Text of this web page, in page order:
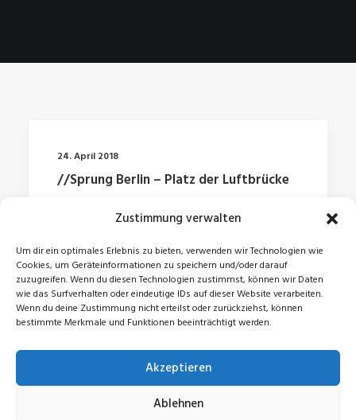
Zustimmung verwalten
Um dir ein optimales Erlebnis zu bieten, verwenden wir Technologien wie
Cookies, um Geräteinformationen zu speichern und/oder darauf
zuzugreifen. Wenn du diesen Technologien zustimmst, können wir Daten
wie das Surfverhalten oder eindeutige IDs auf dieser Website verarbeiten.
Wenn du deine Zustimmung nicht erteilst oder zurückziehst, können
bestimmte Merkmale und Funktionen beeinträchtigt werden.
Akzeptieren
Ablehnen
24. April 2018
//Sprung Berlin – Platz der Luftbrücke
© 2026 Jonas Zeidler. All rights reserved